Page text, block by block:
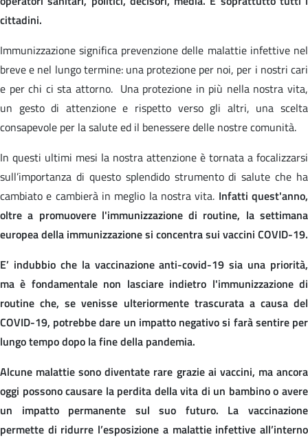
cittadini.
Immunizzazione significa prevenzione delle malattie infettive nel
breve e nel lungo termine: una protezione per noi, per i nostri cari
e per chi ci sta attorno. Una protezione in più nella nostra vita,
un gesto di attenzione e rispetto verso gli altri, una scelta
consapevole per la salute ed il benessere delle nostre comunità.
In questi ultimi mesi la nostra attenzione è tornata a focalizzarsi
sull’importanza di questo splendido strumento di salute che ha
cambiato e cambierà in meglio la nostra vita. Infatti quest'anno,
oltre a promuovere l'immunizzazione di routine, la settimana
europea della immunizzazione si concentra sui vaccini COVID-19.
E’ indubbio che la vaccinazione anti-covid-19 sia una priorità,
ma è fondamentale non lasciare indietro l'immunizzazione di
routine che, se venisse ulteriormente trascurata a causa del
COVID-19, potrebbe dare un impatto negativo si farà sentire per
lungo tempo dopo la fine della pandemia.
Alcune malattie sono diventate rare grazie ai vaccini, ma ancora
oggi possono causare la perdita della vita di un bambino o avere
un impatto permanente sul suo futuro. La vaccinazione
permette di ridurre l’esposizione a malattie infettive all’interno